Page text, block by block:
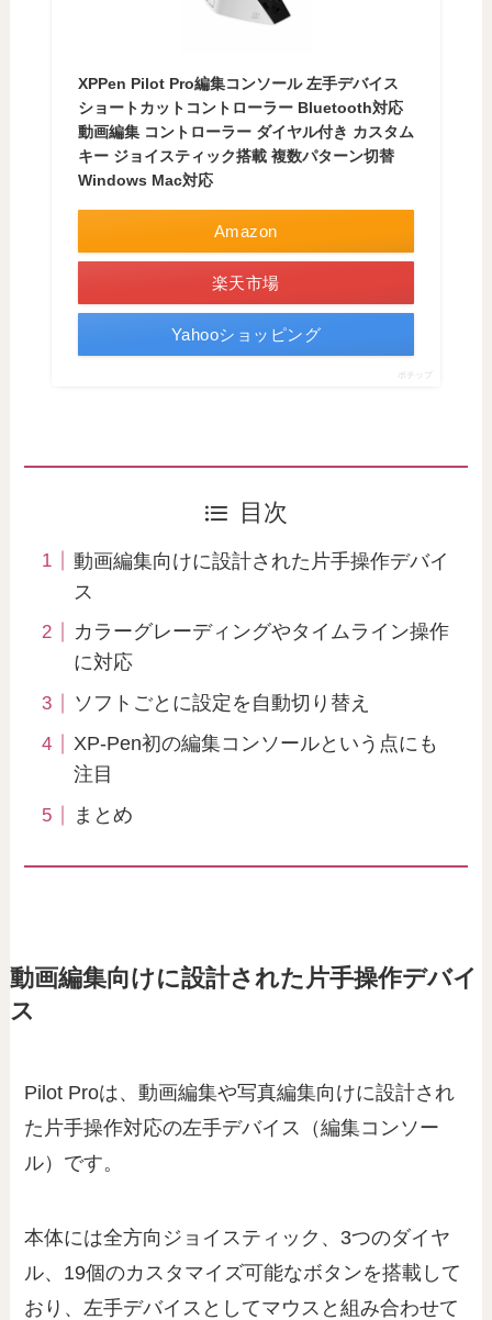
XPPen Pilot Pro編集コンソール 左手デバイス
ショートカットコントローラー Bluetooth対応
動画編集 コントローラー ダイヤル付き カスタム
キー ジョイスティック搭載 複数パターン切替
Windows Mac対応
Amazon
楽天市場
Yahooショッピング
ポチップ
目次
動画編集向けに設計された片手操作デバイ
ス
カラーグレーディングやタイムライン操作
に対応
ソフトごとに設定を自動切り替え
XP-Pen初の編集コンソールという点にも
注目
まとめ
動画編集向けに設計された片手操作デバイ
ス
Pilot Proは、動画編集や写真編集向けに設計され
た片手操作対応の左手デバイス（編集コンソー
ル）です。
本体には全方向ジョイスティック、3つのダイヤ
ル、19個のカスタマイズ可能なボタンを搭載して
おり、左手デバイスとしてマウスと組み合わせて